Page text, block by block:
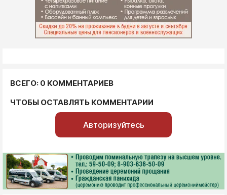
ВСЕГО: 0 КОММЕНТАРИЕВ
ЧТОБЫ ОСТАВЛЯТЬ КОММЕНТАРИИ
Авторизуйтесь